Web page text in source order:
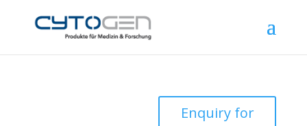
Enquiry for